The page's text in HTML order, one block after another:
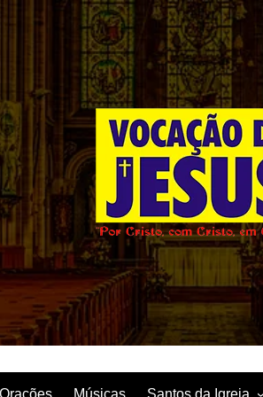
Orações Músicas Santos da Igreja